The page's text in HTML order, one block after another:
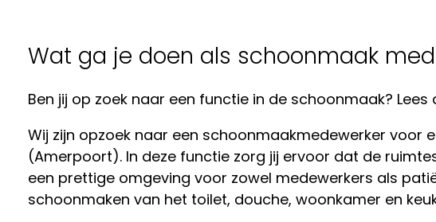
Wat ga je doen als schoonmaak
Ben jij op zoek naar een functie in de schoonmaak? Lees
Wij zijn opzoek naar een schoonmaakmedewerker voor
(Amerpoort). In deze functie zorg jij ervoor dat de
een prettige omgeving voor zowel medewerkers als
schoonmaken van het toilet, douche, woonkamer en